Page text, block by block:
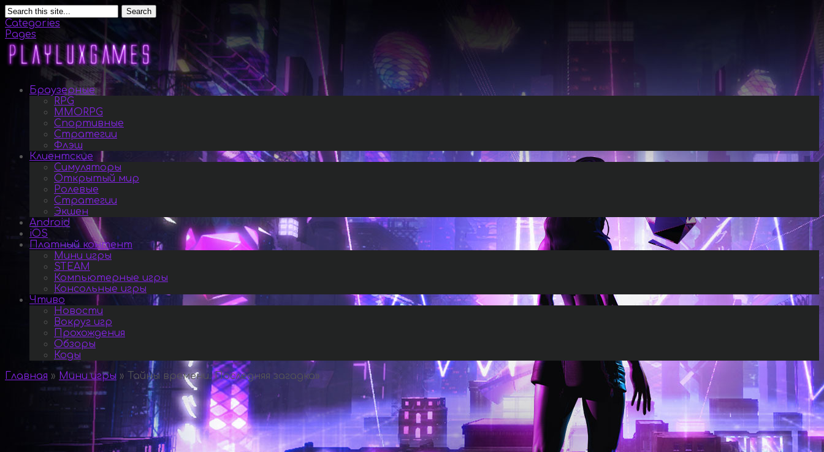
Search
Categories
Pages
Браузерные
RPG
MMORPG
Спортивные
Стратегии
Флэш
Клиентские
Симуляторы
Открытый мир
Ролевые
Стратегии
Экшен
Android
iOS
Платный контент
Мини игры
STEAM
Компьютерные игры
Консольные игры
Чтиво
Новости
Вокруг игр
Прохождения
Обзоры
Коды
Главная » Мини игры » Тайны времени. Последняя загадка»